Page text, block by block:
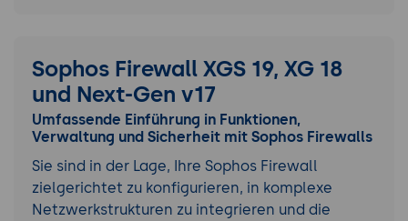
Sophos Firewall XGS 19, XG 18
und Next-Gen v17
Umfassende Einführung in Funktionen,
Verwaltung und Sicherheit mit Sophos Firewalls
Sie sind in der Lage, Ihre Sophos Firewall
zielgerichtet zu konfigurieren, in komplexe
Netzwerkstrukturen zu integrieren und die